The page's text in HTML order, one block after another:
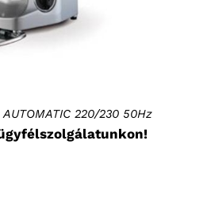
220/230 50Hz